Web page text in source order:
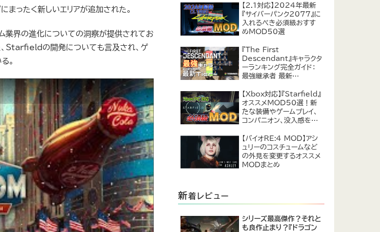
まったく新しいエリアが追加された。
業界の進化についての洞察が提供されてお
、Starfieldの開発についても言及され、ゲ
。
【2.1対応】2024年最新
『サイバーパンク2077』に
入れるべき必須級おすす
めMOD50選
『The First
Descendant』キャラクタ
ーランキング完全ガイド：
最強継承者 最新
【Xbox対応】『Starfield』
オススメMOD50選！新
たな装備やゲームプレイ、
コンパニオン、没入感を向
【バイオRE:4 MOD】アシ
ュリーのコスチュームなど
の外見を変更するオススメ
MODまとめ
新着レビュー
シリーズ最高傑作？それと
も良作止まり？『ドラゴン